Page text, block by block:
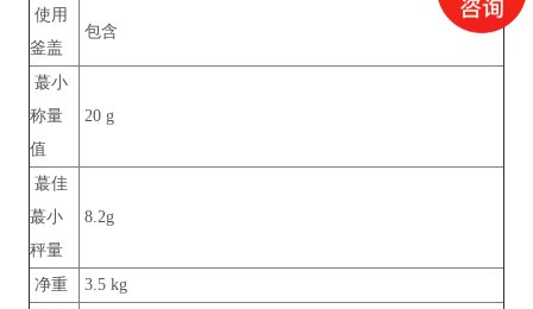
使用
釜盖
包含
蕞小
称量
值
20 g
蕞佳
蕞小
秤量
8.2g
净重
3.5 kg